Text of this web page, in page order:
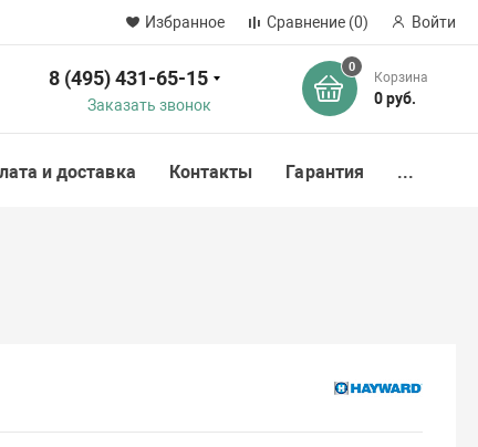
Избранное Сравнение (0) Войти
8 (495) 431-65-15
Заказать звонок
0
Корзина
0 руб.
и доставка Контакты Гарантия ...